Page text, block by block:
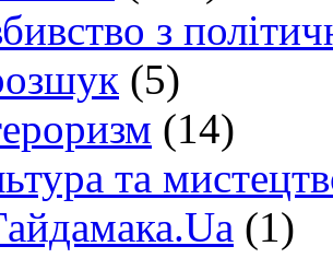
з
(5)
(14)
та
(1)